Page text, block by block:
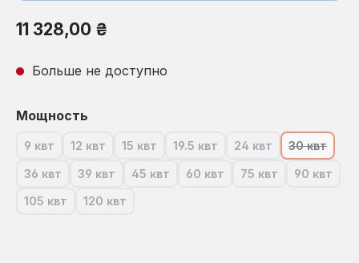
Обычная цена:
11 328,00 ₴
Больше не доступно
Выберите
Мощность
9 квт(В настоящее время эта опция недоступна.)
12 квт(В настоящее время эта опция недоступна.)
15 квт(В настоящее время эта опция
19.5 квт(В настоящее время эта
24 квт(В настоящее
30 квт
(В
36 квт(В настоящее время эта опция недоступна.)
39 квт(В настоящее время эта опция недоступна.)
45 квт(В настоящее время эта опция
60 квт(В настоящее время эта
75 квт(В настоящее
90 квт
(В
105 квт(В настоящее время эта опция недоступна.)
120 квт(В настоящее время эта опция недоступна.)